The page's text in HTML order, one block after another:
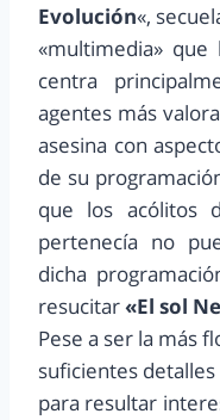
Evolución«,
«multimedia»
centra
agentes más
asesina con
de su
que los acólitos
pertenecía no
dicha
resucitar«El sol
Pese a ser la más
suficientes
para resultar